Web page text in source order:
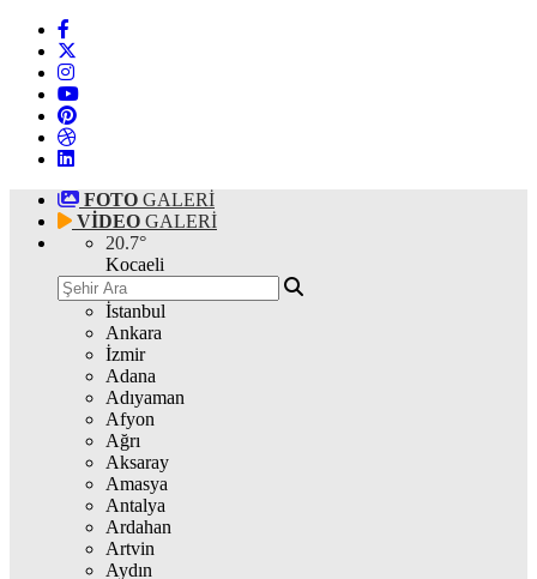
FOTO GALERİ
VİDEO GALERİ
20.7°
Kocaeli
İstanbul
Ankara
İzmir
Adana
Adıyaman
Afyon
Ağrı
Aksaray
Amasya
Antalya
Ardahan
Artvin
Aydın